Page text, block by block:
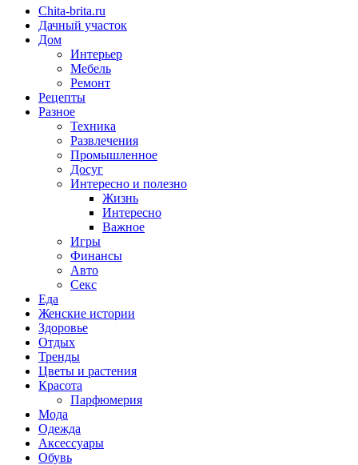
Chita-brita.ru
Дачный участок
Дом
Интерьер
Мебель
Ремонт
Рецепты
Разное
Техника
Развлечения
Промышленное
Досуг
Интересно и полезно
Жизнь
Интересно
Важное
Игры
Финансы
Авто
Секс
Еда
Женские истории
Здоровье
Отдых
Тренды
Цветы и растения
Красота
Парфюмерия
Мода
Одежда
Аксессуары
Обувь